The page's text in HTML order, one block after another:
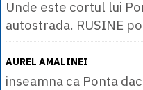
Unde este cortul lui
autostrada. RUSINE
AUREL AMALINEI
inseamna ca Ponta